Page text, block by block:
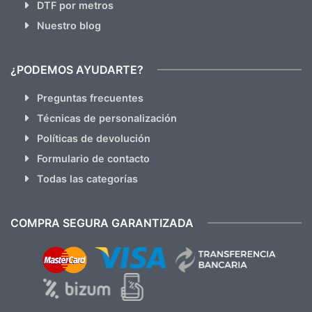
DTF por metros
Nuestro blog
¿PODEMOS AYUDARTE?
Preguntas frecuentes
Técnicas de personalización
Políticas de devolución
Formulario de contacto
Todas las categorías
COMPRA SEGURA GARANTIZADA